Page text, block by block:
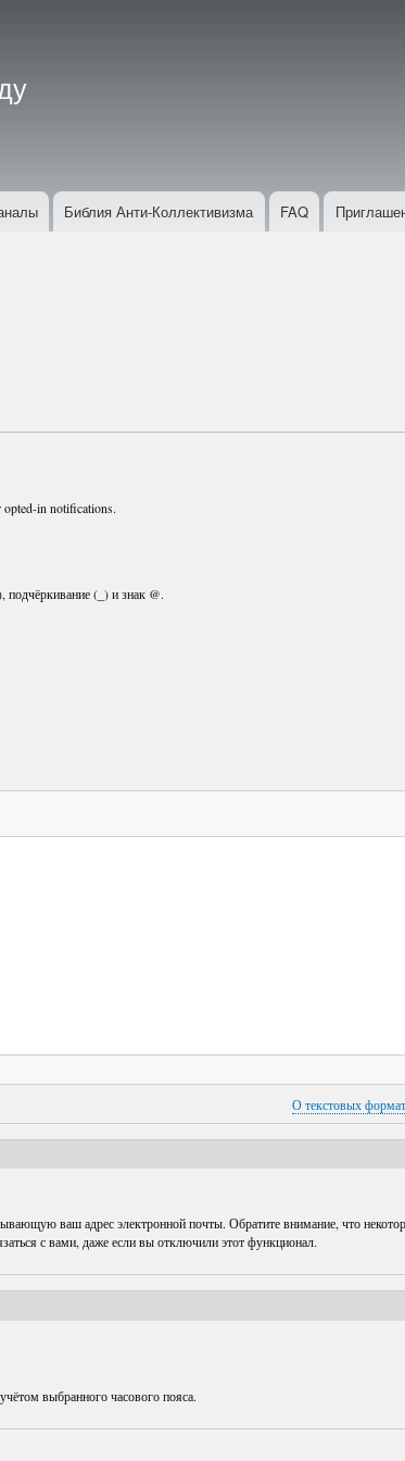
Библия Анти-Коллективизма FAQ
opted-in notifications.
(_) и знак @.
О текстовых
ваш адрес электронной почты. Обратите внимание, что
с вами, даже если вы отключили этот функционал.
выбранного часового пояса.